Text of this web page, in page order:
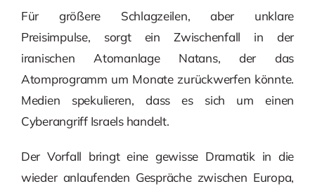
Für größere Schlagzeilen, aber unklare
Preisimpulse, sorgt ein Zwischenfall in der
iranischen Atomanlage Natans, der das
Atomprogramm um Monate zurückwerfen könnte.
Medien spekulieren, dass es sich um einen
Cyberangriff Israels handelt.
Der Vorfall bringt eine gewisse Dramatik in die
wieder anlaufenden Gespräche zwischen Europa,